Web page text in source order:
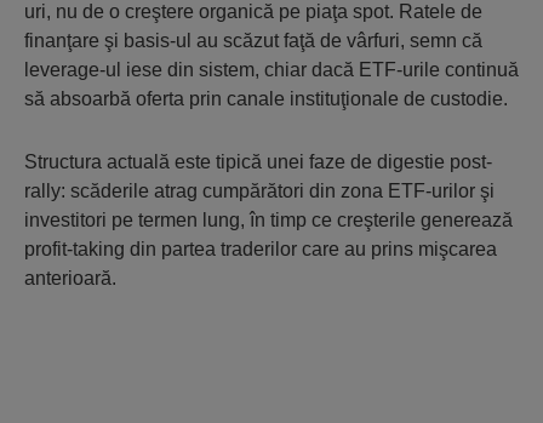
uri, nu de o creştere organică pe piaţa spot. Ratele de
finanţare şi basis-ul au scăzut faţă de vârfuri, semn că
leverage-ul iese din sistem, chiar dacă ETF-urile continuă
să absoarbă oferta prin canale instituţionale de custodie.
Structura actuală este tipică unei faze de digestie post-
rally: scăderile atrag cumpărători din zona ETF-urilor şi
investitori pe termen lung, în timp ce creşterile generează
profit-taking din partea traderilor care au prins mişcarea
anterioară.